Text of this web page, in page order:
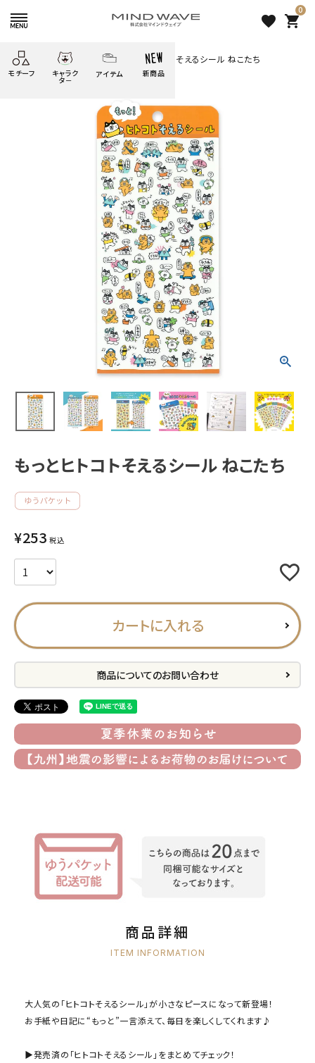
favorite
0
shopping_cart
モチーフ
どうぶつ
キャラク
タ－
しばんばん
にゃんすけ
ぴよこ豆
うさぎの
ムーちゃん
だっとちゃん ばいばいべあ
ようこそ
かわうそ
ゆるあにまる
ツンダちゃん ウサコレフレンズ
一期一会 その他
アイテム
シール
ふせん
文具小物
雑貨
新商品
絞り込み検索
もっとヒトコトそえるシール ね
人気商品から探す
モチーフから探す
キャラクターから探す
アイテムから探す
INFORMATION
お知らせ
ご利用ガイド
よくあるご質問
特定商取引法について
お問い合わせ
ACCOUNT MENU
ようこそ ゲスト 様
デコ部 公式
HOME すべての商品 もっとヒトコトそえるシール ねこたち
もっとヒトコトそえるシール ねこたち
¥253 税込
カートに入れる
商品についてのお問い合わせ
商品詳細
ITEM INFORMATION
大人気の「ヒトコトそえるシール」が小さなピースになって新登場！
お手紙や日記に“もっと”一言添えて、毎日を楽しくしてくれます♪
▶発売済の「ヒトコトそえるシール」をまとめてチェック！